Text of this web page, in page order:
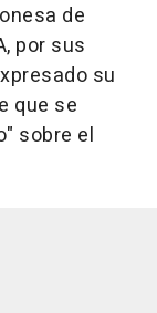
de
por sus
su
que se
sobre el